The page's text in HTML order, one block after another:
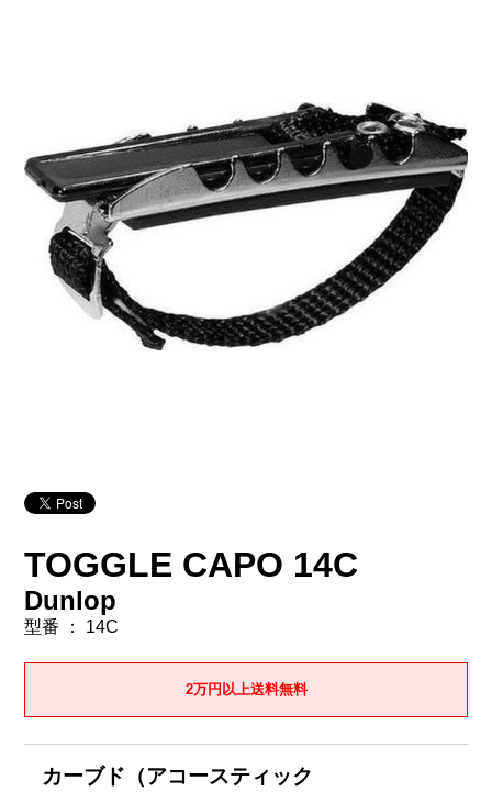
TOGGLE CAPO 14C
Dunlop
型番 ： 14C
2万円以上送料無料
カーブド（アコースティック